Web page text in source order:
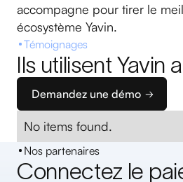
accompagne pour tirer le
écosystème Yavin.
Témoignages
Ils utilisent Yavin
Demandez une démo
No items found.
Nos partenaires
Connectez le